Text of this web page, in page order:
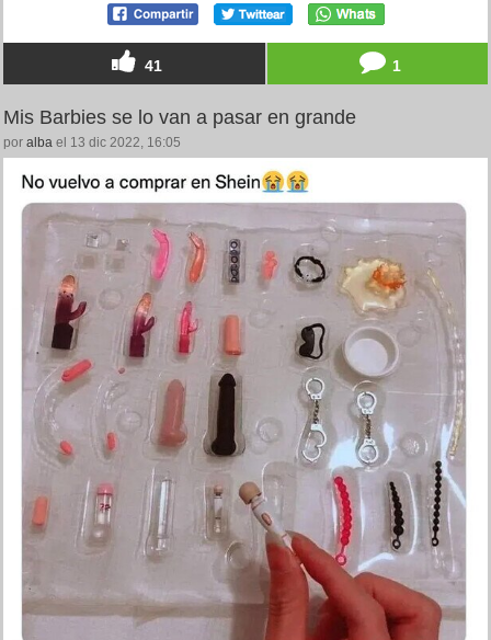
41 1
Mis Barbies se lo van a pasar en grande
por alba el 13 dic 2022, 16:05